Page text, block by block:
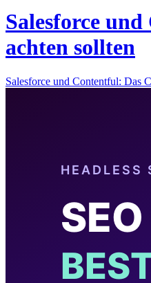
Salesforce
achten sollten
Salesforce und Contentful: